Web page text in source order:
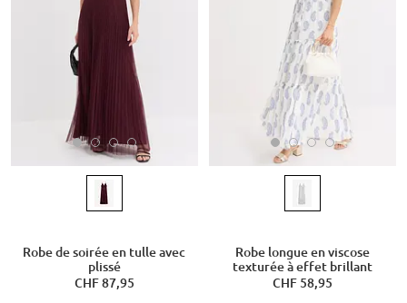
Robe de soirée en tulle avec
plissé
CHF 87,95
Robe longue en viscose
texturée à effet brillant
CHF 58,95